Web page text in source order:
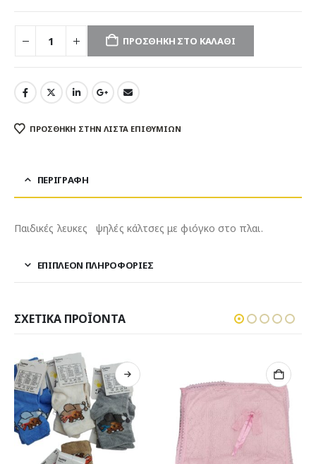
ΠΡΟΣΘΉΚΗ ΣΤΟ ΚΑΛΆΘΙ
ΠΡΌΣΘΉΚΗ ΣΤΗΝ ΛΊΣΤΑ ΕΠΙΘΥΜΙΏΝ
ΠΕΡΙΓΡΑΦΉ
Παιδικές λευκες ψηλές κάλτσες με φιόγκο στο πλαι.
ΕΠΙΠΛΈΟΝ ΠΛΗΡΟΦΟΡΊΕΣ
ΣΧΕΤΙΚΆ ΠΡΟΪΌΝΤΑ